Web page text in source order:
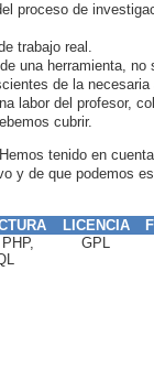
proceso de
trabajo real.
una herramienta,
de la
labor del profesor,
cubrir.
tenido en
y de que podemos
LICENCIA
GPL